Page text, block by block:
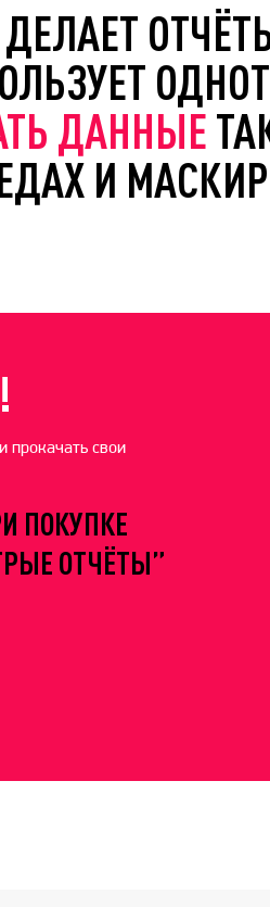
ДАННЫЕ
И
прокачать свои
ПОКУПКЕ
ОТЧЁТЫ”